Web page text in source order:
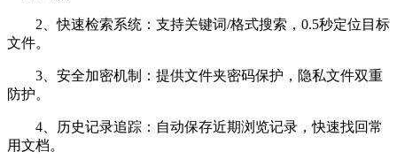
2、快速检索系统：支持关键词/格式搜索，0.5秒定位目标
文件。
3、安全加密机制：提供文件夹密码保护，隐私文件双重
防护。
4、历史记录追踪：自动保存近期浏览记录，快速找回常
用文档。